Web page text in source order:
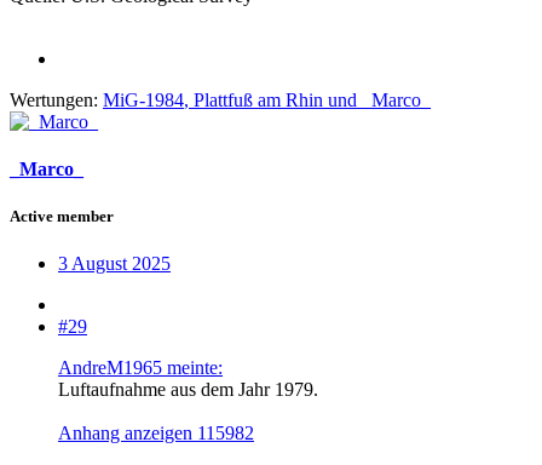
Wertungen: MiG-1984, Plattfuß am Rhin und _Marco_
_Marco_
Active member
3 August 2025
#29
AndreM1965 meinte:
Luftaufnahme aus dem Jahr 1979.
Anhang anzeigen 115982